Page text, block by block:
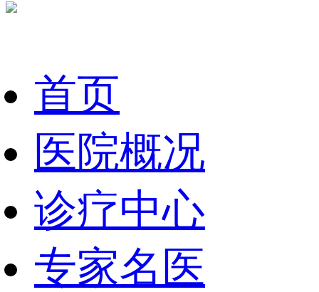
首页
医院概况
诊疗中心
专家名医